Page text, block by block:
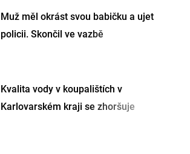
Muž měl okrást svou babičku a ujet
policii. Skončil ve vazbě
Kvalita vody v koupalištích v
Karlovarském kraji se zhoršuje